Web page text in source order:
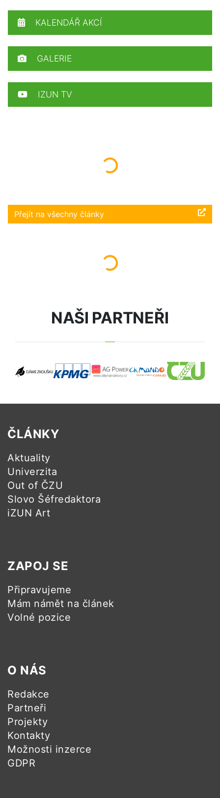
Načítám...
Přejít na všechny články
Načítám...
KALENDÁŘ AKCÍ
GALERIE
IZUN TV
NAŠI PARTNEŘI
ČLÁNKY
Aktuality
Univerzita
Out of ČZU
Slovo Šéfredaktora
iZUN Art
ZAPOJ SE
Připravujeme
Mám námět na článek
Volné pozice
O NÁS
Redakce
Partneři
Projekty
Kontakty
Možnosti inzerce
GDPR